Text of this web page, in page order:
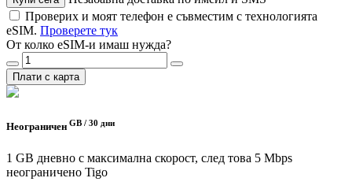
Проверих и моят телефон е съвместим с технологията
eSIM. Проверете тук
От колко eSIM-и имаш нужда?
Плати с карта
Неограничен GB / 30 дни
1 GB дневно с максимална скорост, след това 5 Mbps
неограничено Tigo